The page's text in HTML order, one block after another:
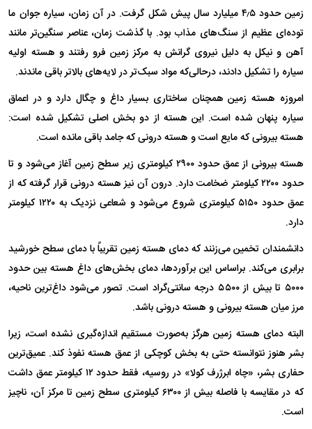
زمین حدود ۴٫۵ میلیارد سال پیش شکل گرفت. در آن زمان، سیاره جوان ما
توده‌ای عظیم از سنگ‌های مذاب بود. با گذشت زمان، عناصر سنگین‌تر مانند
آهن و نیکل به دلیل نیروی گرانش به مرکز زمین فرو رفتند و هسته اولیه
سیاره را تشکیل دادند، درحالی‌که مواد سبک‌تر در لایه‌های بالاتر باقی ماندند.
امروزه هسته زمین همچنان ساختاری بسیار داغ و چگال دارد و در اعماق
سیاره پنهان شده است. این هسته از دو بخش اصلی تشکیل شده است:
هسته بیرونی که مایع است و هسته درونی که جامد باقی مانده است.
هسته بیرونی از عمق حدود ۲۹۰۰ کیلومتری زیر سطح زمین آغاز می‌شود و تا
حدود ۲۲۰۰ کیلومتر ضخامت دارد. درون آن نیز هسته درونی قرار گرفته که از
عمق حدود ۵۱۵۰ کیلومتری شروع می‌شود و شعاعی نزدیک به ۱۲۲۰ کیلومتر
دارد.
دانشمندان تخمین می‌زنند که دمای هسته زمین تقریباً با دمای سطح خورشید
برابری می‌کند. براساس این برآوردها، دمای بخش‌های داغ هسته بین حدود
۵۰۰۰ تا بیش از ۵۵۰۰ درجه سانتی‌گراد است. تصور می‌شود داغ‌ترین ناحیه،
مرز میان هسته بیرونی و هسته درونی باشد.
البته دمای هسته زمین هرگز به‌صورت مستقیم اندازه‌گیری نشده است، زیرا
بشر هنوز نتوانسته حتی به بخش کوچکی از عمق هسته نفوذ کند. عمیق‌ترین
حفاری بشر، «چاه ابرژرف کولا» در روسیه، فقط حدود ۱۲ کیلومتر عمق داشت
که در مقایسه با فاصله بیش از ۶۳۰۰ کیلومتری سطح زمین تا مرکز آن، ناچیز
است.